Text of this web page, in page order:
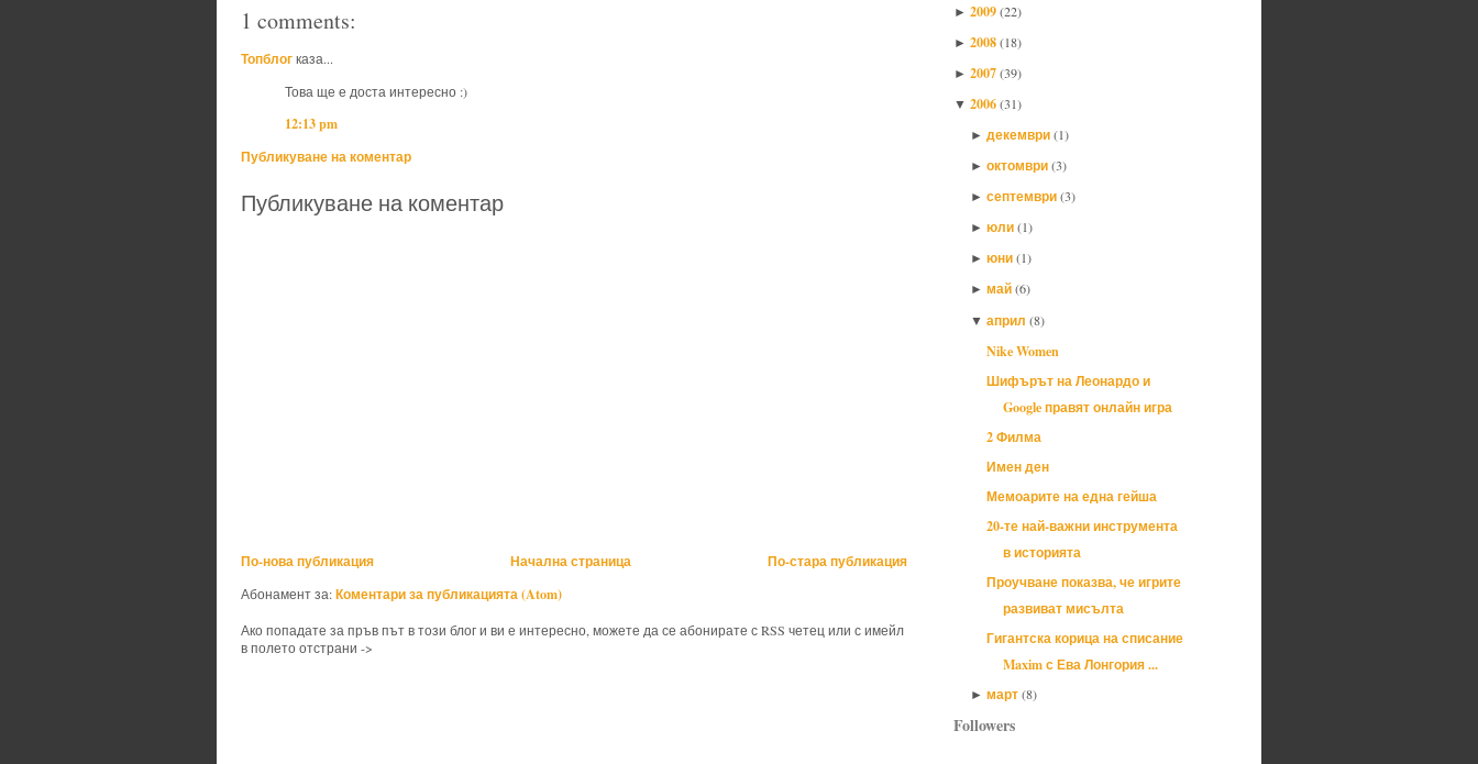
1 comments:
Топблогказа...
Това ще е доста интересно :)
12:13 pm
Публикуване на коментар
Публикуване на коментар
По-нова публикация По-стара публикация
Начална страница
Абонамент за:Коментари за публикацията (Atom)
Ако попадате за пръв път в този блог и ви е интересно, можете да се абонирате с RSS четец или с имейл
в полето отстрани ->
► 2009(22)
► 2008(18)
► 2007(39)
▼ 2006(31)
► декември(1)
► октомври(3)
► септември(3)
► юли(1)
► юни(1)
► май(6)
▼ април (8)
Nike Women
Шифърът на Леонардо и
Google правят онлайн игра
2 Филма
Имен ден
Мемоарите на една гейша
20-те най-важни инструмента
в историята
Проучване показва, че игрите
развиват мисълта
Гигантска корица на списание
Maxim с Ева Лонгория ...
► март(8)
Followers